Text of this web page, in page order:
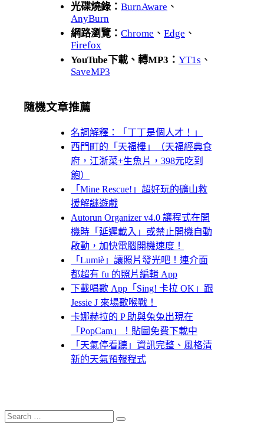
光碟燒錄： BurnAware 、
AnyBurn
網路瀏覽： Chrome 、 Edge 、
Firefox
YouTube下載、轉MP3： YT1s 、
SaveMP3
隨機文章推薦
名詞解釋：「丁丁是個人才！」
西門町的「天福樓」（天福經典食
府，江浙菜+生魚片，398元吃到
飽）
「Mine Rescue!」超好玩的礦山救
援解謎遊戲
Autorun Organizer v4.0 讓程式在開
機時「延遲載入」或禁止開機自動
啟動，加快電腦開機速度！
「Lumiè」讓照片發光吧！連介面
都超有 fu 的照片編輯 App
下載唱歌 App「Sing! 卡拉 OK」跟
Jessie J 來場歌喉戰！
卡娜赫拉的 P 助與兔兔出現在
「PopCam」！貼圖免費下載中
「天氣停看聽」資訊完整、風格清
新的天氣預報程式
Search
for:
Search